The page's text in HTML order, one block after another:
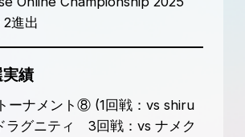
進出
績
ーナメント⑧ (1回戦：vs shiru
ラグニティ 3回戦：vs ナメク